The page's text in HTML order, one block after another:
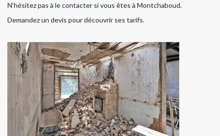
N’hésitez pas à le contacter si vous êtes à Montchaboud.
Demandez un devis pour découvrir ses tarifs.